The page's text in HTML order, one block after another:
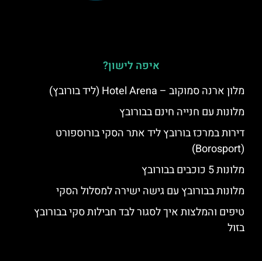
איפה לישון?
מלון ארנה סמוקוב – Hotel Arena (ליד בורובץ)
מלונות עם חנייה חינם בבורובץ
דירות במרכז בורובץ ליד אתר הסקי בורוספורט
(Borosport)
מלונות 5 כוכבים בבורובץ
מלונות בבורובץ עם גישה ישירה למסלול הסקי
טיפים והמלצות איך לסגור לבד חבילות סקי בבורובץ
בזול